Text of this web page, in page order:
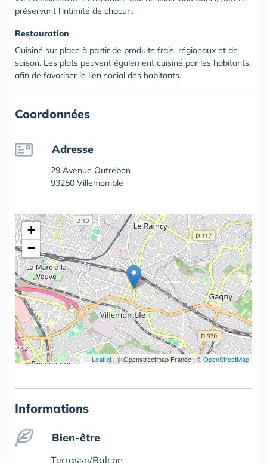
préservant l'intimité de chacun.
Restauration
Cuisiné sur place à partir de produits frais, régionaux et de
saison. Les plats peuvent également cuisiné par les habitants,
afin de favoriser le lien social des habitants.
Coordonnées
Adresse
29 Avenue Outrebon
93250 Villemomble
+
−
Leaflet|© Openstreetmap France | ©OpenStreetMap
Informations
Bien-être
Terrasse/Balcon